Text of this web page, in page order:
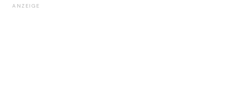
ANZEIGE